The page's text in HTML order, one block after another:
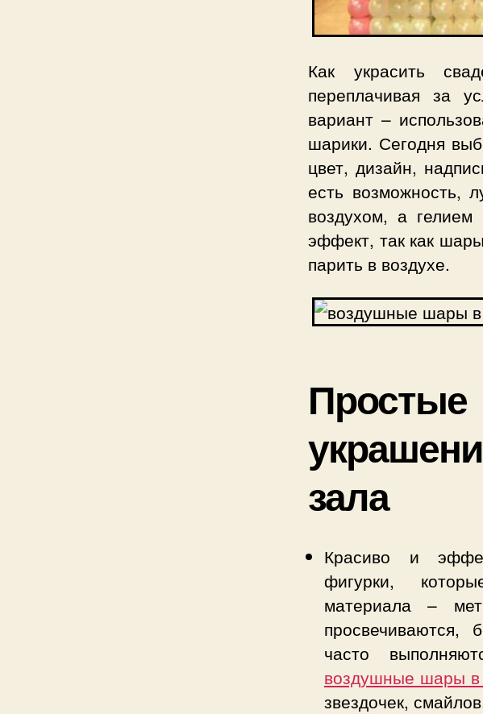
Как украсить
переплачивая за
вариант –
шарики. Сегодня
цвет, дизайн,
есть возможность,
воздухом, а гелием
эффект, так как
парить в воздухе.
зала
Красиво и
фигурки,
материала –
часто
воздушные шары в
звездочек,